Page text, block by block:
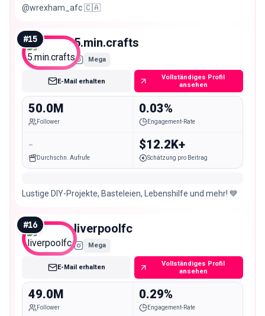
@wrexham_afc 🇨🇦
#15 5.min.crafts
Mega
E-Mail erhalten
Vollständiges Profil
ansehen
50.0M
Follower
0.03%
Engagement-Rate
-
Durchschn. Aufrufe
$12.2K+
Schätzung pro Beitrag
Lustige DIY-Projekte, Basteleien, Lebenshilfe und mehr! 💙
#16 liverpoolfc
Mega
E-Mail erhalten
Vollständiges Profil
ansehen
49.0M
Follower
0.29%
Engagement-Rate